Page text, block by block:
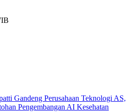
Gandeng Perusahaan Teknologi AS,
Pengembangan AI Kesehatan